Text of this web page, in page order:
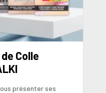
Colle
présenter ses